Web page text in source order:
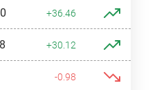
+36.46
+30.12
-0.98